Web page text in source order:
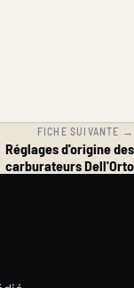
FICHE SUIVANTE →
Réglages d'origine des
carburateurs Dell'Orto